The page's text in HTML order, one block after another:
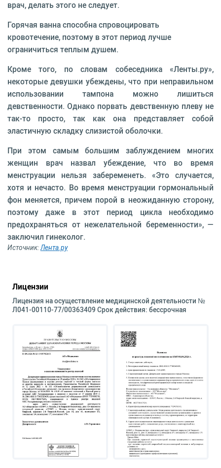
врач, делать этого не следует.
Горячая ванна способна спровоцировать
кровотечение, поэтому в этот период лучше
ограничиться теплым душем.
Кроме того, по словам собеседника «Ленты.ру»,
некоторые девушки убеждены, что при неправильном
использовании тампона можно лишиться
девственности. Однако порвать девственную плеву не
так-то просто, так как она представляет собой
эластичную складку слизистой оболочки.
При этом самым большим заблуждением многих
женщин врач назвал убеждение, что во время
менструации нельзя забеременеть. «Это случается,
хотя и нечасто. Во время менструации гормональный
фон меняется, причем порой в неожиданную сторону,
поэтому даже в этот период цикла необходимо
предохраняться от нежелательной беременности», —
заключил гинеколог.
Источник:Лента.ру
Лицензии
Лицензия на осуществление медицинской деятельности №
Л041-00110-77/00363409 Срок действия: бессрочная